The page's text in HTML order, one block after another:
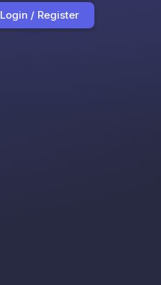
Login / Register